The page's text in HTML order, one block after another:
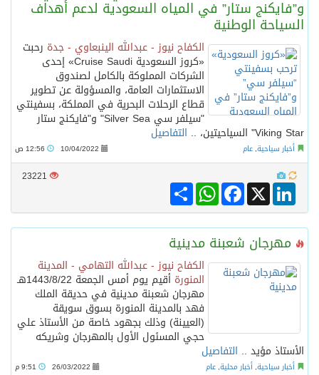
و”فايكنج ستار” في المياه السعودية لدعم أهداف
السياحة الوطنية
الكفاح نيوز - عبدالله الينبعاوي - جدة رحبت
«كروز السعودية Cruise Saudi» إحدى
الشركات المملوكة بالكامل لصندوق
الاستثمارات العامة، والمسؤولة عن تطوير
قطاع الرحلات البحرية في المملكة، بسفينتي
"سيلفر سي Silver Sea" و"فايكنج ستار
Viking Star" السياحيتين، .. التفاصيل
أخبار سياحية, عام 10/04/2022
23221
Share
WhatsAppFacebook X
LinkedIn
مهرجان شعبنة مدينية
الكفاح نيوز - عبدالله التهامي - المدينة
المنورة أقيم يوم أمس الجمعة 1443/8/22هـ
مهرجان شعبنة مدينية في حديقة الملك
فهد بالمدينة المنورة بسوق سويقة
(العيينة) وذلك بجهود خاصة من الأستاذ علي
حجي المسئول الأول بالمهرجان وشريكه
الأستاذ مؤيد .. التفاصيل
أخبار سياحية, أخبار محلية, عام 26/03/2022